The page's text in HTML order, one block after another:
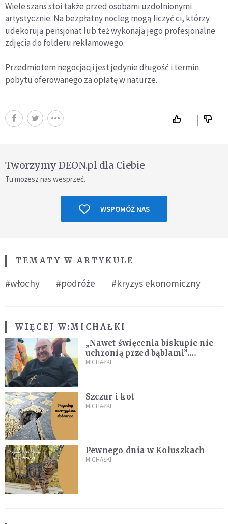
Wiele szans stoi także przed osobami uzdolnionymi
artystycznie. Na bezpłatny nocleg mogą liczyć ci, którzy
udekorują pensjonat lub też wykonają jego profesjonalne
zdjęcia do folderu reklamowego.
Przedmiotem negocjacji jest jedynie długość i termin
pobytu oferowanego za opłatę w naturze.
Tworzymy DEON.pl dla Ciebie
Tu możesz nas wesprzeć.
WSPOMÓŻ NAS
TEMATY W ARTYKULE
#włochy #podróże #kryzys ekonomiczny
WIĘCEJ W:MICHAŁKI
„Nawet święcenia biskupie nie
uchronią przed bąblami”.
Archidiecezja pokazała
MICHAŁKI
Szczur i kot
MICHAŁKI
Pewnego dnia w Koluszkach
MICHAŁKI